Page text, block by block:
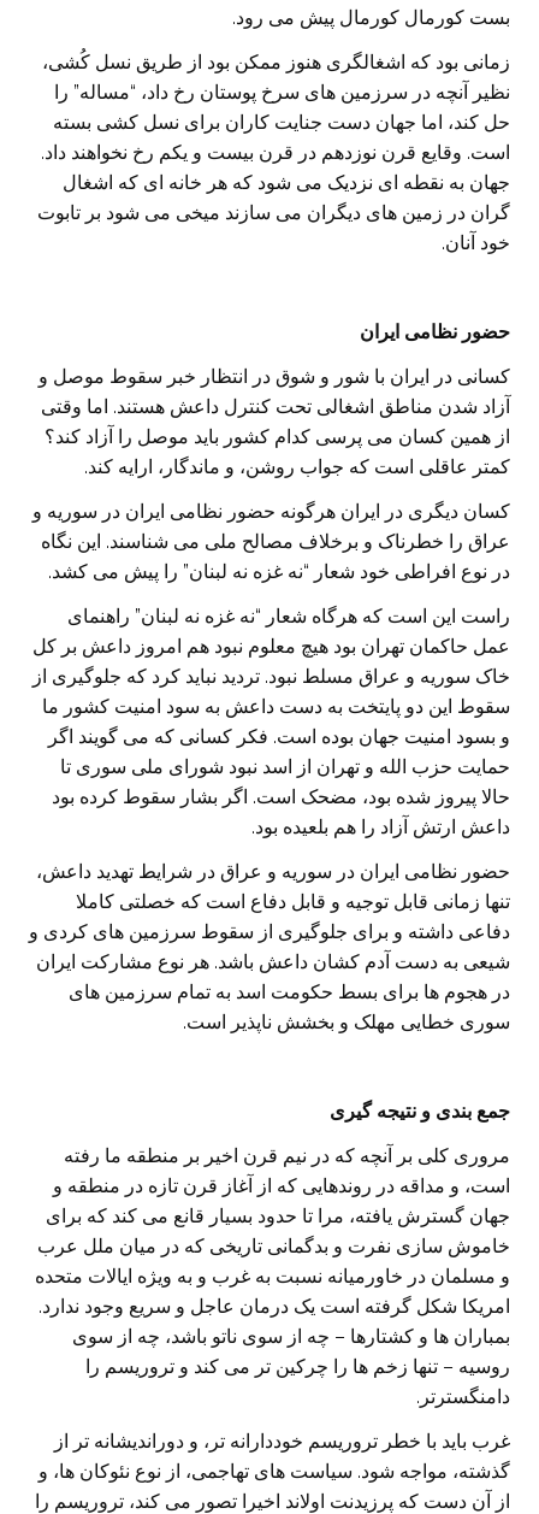
بست کورمال کورمال پیش می رود.
زمانی بود که اشغالگری هنوز ممکن بود از طریق نسل کُشی،
نظیر آنچه در سرزمین های سرخ پوستان رخ داد، “مساله” را
حل کند، اما جهان دست جنایت کاران برای نسل کشی بسته
است. وقایع قرن نوزدهم در قرن بیست و یکم رخ نخواهند داد.
جهان به نقطه ای نزدیک می شود که هر خانه ای که اشغال
گران در زمین های دیگران می سازند میخی می شود بر تابوت
خود آنان.
حضور نظامی ایران
کسانی در ایران با شور و شوق در انتظار خبر سقوط موصل و
آزاد شدن مناطق اشغالی تحت کنترل داعش هستند. اما وقتی
از همین کسان می پرسی کدام کشور باید موصل را آزاد کند؟
کمتر عاقلی است که جواب روشن، و ماندگار، ارایه کند.
کسان دیگری در ایران هرگونه حضور نظامی ایران در سوریه و
عراق را خطرناک و برخلاف مصالح ملی می شناسند. این نگاه
در نوع افراطی خود شعار “نه غزه نه لبنان” را پیش می کشد.
راست این است که هرگاه شعار “نه غزه نه لبنان” راهنمای
عمل حاکمان تهران بود هیچ معلوم نبود هم امروز داعش بر کل
خاک سوریه و عراق مسلط نبود. تردید نباید کرد که جلوگیری از
سقوط این دو پایتخت به دست داعش به سود امنیت کشور ما
و بسود امنیت جهان بوده است. فکر کسانی که می گویند اگر
حمایت حزب الله و تهران از اسد نبود شورای ملی سوری تا
حالا پیروز شده بود، مضحک است. اگر بشار سقوط کرده بود
داعش ارتش آزاد را هم بلعیده بود.
حضور نظامی ایران در سوریه و عراق در شرایط تهدید داعش،
تنها زمانی قابل توجیه و قابل دفاع است که خصلتی کاملا
دفاعی داشته و برای جلوگیری از سقوط سرزمین های کردی و
شیعی به دست آدم کشان داعش باشد. هر نوع مشارکت ایران
در هجوم ها برای بسط حکومت اسد به تمام سرزمین های
سوری خطایی مهلک و بخشش ناپذیر است.
جمع بندی و نتیجه گیری
مروری کلی بر آنچه که در نیم قرن اخیر بر منطقه ما رفته
است، و مداقه در روندهایی که از آغاز قرن تازه در منطقه و
جهان گسترش یافته، مرا تا حدود بسیار قانع می کند که برای
خاموش سازی نفرت و بدگمانی تاریخی که در میان ملل عرب
و مسلمان در خاورمیانه نسبت به غرب و به ویژه ایالات متحده
امریکا شکل گرفته است یک درمان عاجل و سریع وجود ندارد.
بمباران ها و کشتارها – چه از سوی ناتو باشد، چه از سوی
روسیه – تنها زخم ها را چرکین تر می کند و تروریسم را
دامنگسترتر.
غرب باید با خطر تروریسم خوددارانه تر، و دوراندیشانه تر از
گذشته، مواجه شود. سیاست های تهاجمی، از نوع نئوکان ها، و
از آن دست که پرزیدنت اولاند اخیرا تصور می کند، تروریسم را